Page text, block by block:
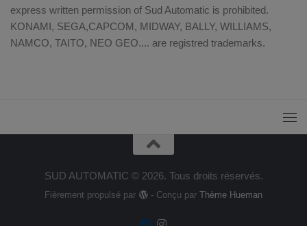
express written permission of Sud Automatic is prohibited.
KONAMI, SEGA,CAPCOM, MIDWAY, BALLY, WILLIAMS,
NAMCO, TAITO, NEO GEO.... are registred trademarks.
SUD AUTOMATIC © 2026. Tous droits réservés.
Fièrement propulsé par - Conçu par Thème Hueman